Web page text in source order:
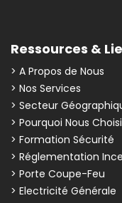
Ressources &
> A Propos de Nous
> Nos Services
> Secteur
> Pourquoi Nous
> Formation Sécurité
> Réglementation
> Porte Coupe-Feu
> Electricité Générale